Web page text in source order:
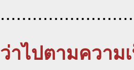
ว่าไปตามความ